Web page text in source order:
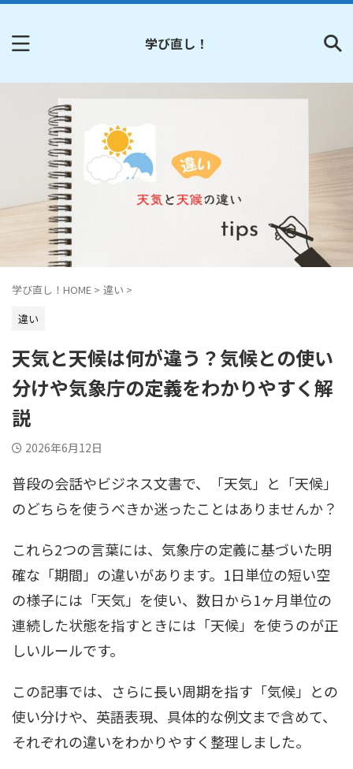
学び直し！
学び直し！HOME > 違い >
違い
天気と天候は何が違う？気候との使い
分けや気象庁の定義をわかりやすく解
説
2026年6月12日
普段の会話やビジネス文書で、「天気」と「天候」
のどちらを使うべきか迷ったことはありませんか？
これら2つの言葉には、気象庁の定義に基づいた明
確な「期間」の違いがあります。1日単位の短い空
の様子には「天気」を使い、数日から1ヶ月単位の
連続した状態を指すときには「天候」を使うのが正
しいルールです。
この記事では、さらに長い周期を指す「気候」との
使い分けや、英語表現、具体的な例文まで含めて、
それぞれの違いをわかりやすく整理しました。